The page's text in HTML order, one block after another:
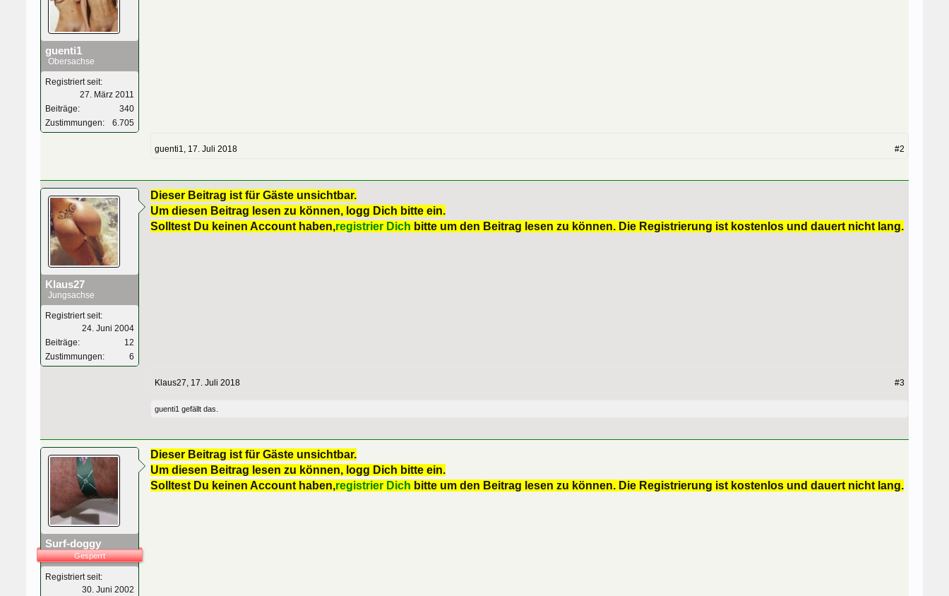
guenti1
Obersachse
Registriert seit:
27. März 2011
Beiträge:
340
Zustimmungen:
6.705
guenti1, 17. Juli 2018 #2
Klaus27
Jungsachse
Registriert seit:
24. Juni 2004
Beiträge:
12
Zustimmungen:
6
Dieser Beitrag ist für Gäste unsichtbar.
Um diesen Beitrag lesen zu können, logg Dich bitte ein.
Solltest Du keinen Account haben,registrier Dich bitte um den Beitrag lesen zu können. Die Registrierung ist kostenlos und dauert nicht lang.
Klaus27, 17. Juli 2018 #3
guenti1 gefällt das.
Surf-doggy
Gesperrt
Registriert seit:
30. Juni 2002
Dieser Beitrag ist für Gäste unsichtbar.
Um diesen Beitrag lesen zu können, logg Dich bitte ein.
Solltest Du keinen Account haben,registrier Dich bitte um den Beitrag lesen zu können. Die Registrierung ist kostenlos und dauert nicht lang.